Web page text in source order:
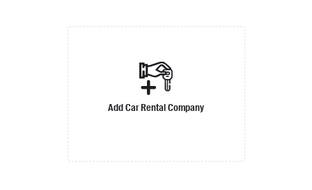
Add Car Rental Company